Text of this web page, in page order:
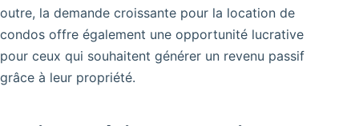
outre, la demande croissante pour la location de
condos offre également une opportunité lucrative
pour ceux qui souhaitent générer un revenu passif
grâce à leur propriété.